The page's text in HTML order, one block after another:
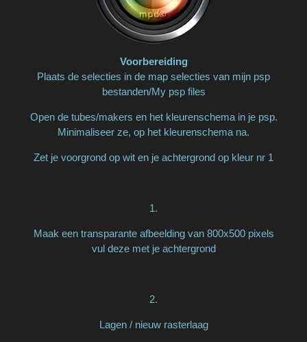
Voorbereiding
Plaats de selecties in de map selecties van mijn psp
bestanden/My psp files
Open de tubes/makers en het kleurenschema in je psp.
Minimaliseer ze, op het kleurenschema na.
Zet je voorgrond op wit en je achtergrond op kleur nr 1
1.
Maak een transparante afbeelding van 800x500 pixels
vul deze met je achtergrond
2.
Lagen / nieuw rasterlaag